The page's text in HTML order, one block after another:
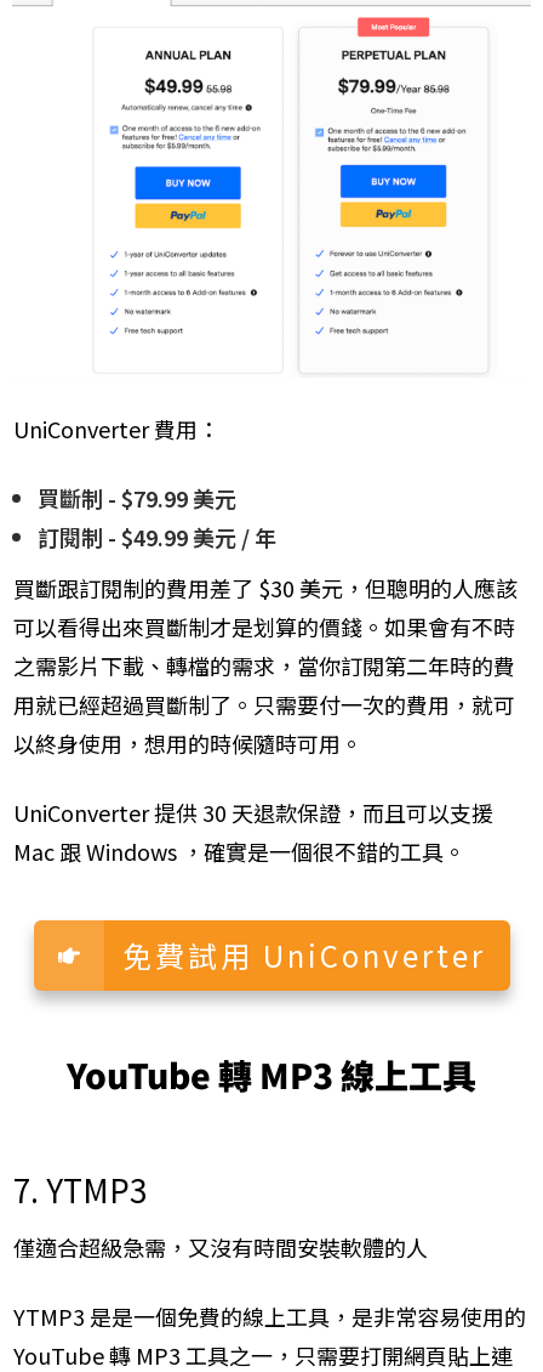
UniConverter 費用：
買斷制 - $79.99 美元
訂閱制 - $49.99 美元 / 年
買斷跟訂閱制的費用差了 $30 美元，但聰明的人應該
可以看得出來買斷制才是划算的價錢。如果會有不時
之需影片下載、轉檔的需求，當你訂閱第二年時的費
用就已經超過買斷制了。只需要付一次的費用，就可
以終身使用，想用的時候隨時可用。
UniConverter 提供 30 天退款保證，而且可以支援
Mac 跟 Windows ，確實是一個很不錯的工具。
免費試用 UniConverter
YouTube 轉 MP3 線上工具
7. YTMP3
僅適合超級急需，又沒有時間安裝軟體的人
YTMP3 是是一個免費的線上工具，是非常容易使用的
YouTube 轉 MP3 工具之一，只需要打開網頁貼上連